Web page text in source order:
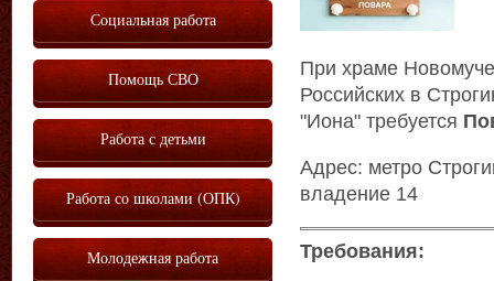
При храме
Российских в
"Иона" требуется
Адрес: метро
владение 14
Требования:
Социальная работа
Помощь СВО
Работа с детьми
Работа со школами (ОПК)
Молодежная работа